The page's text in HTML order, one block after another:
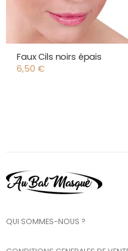
Faux Cils noirs épais
6,50 €
QUI SOMMES-NOUS ?